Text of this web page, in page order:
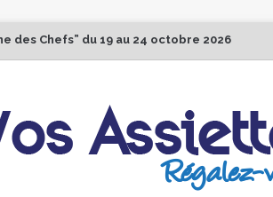
des Chefs” du 19 au 24 octobre 2026